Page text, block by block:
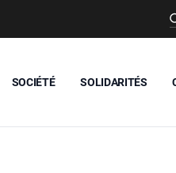
SOCIÉTÉ SOLIDARITÉS